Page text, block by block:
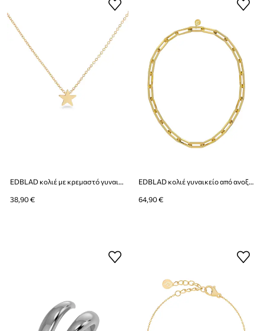
EDBLAD κολιέ με κρεμαστό γυναικείο από ανοξείδωτο ατσάλι Sirius
38,90 €
EDBLAD κολιέ γυναικείο από ανοξείδωτο ατσάλι Ivy
64,90 €